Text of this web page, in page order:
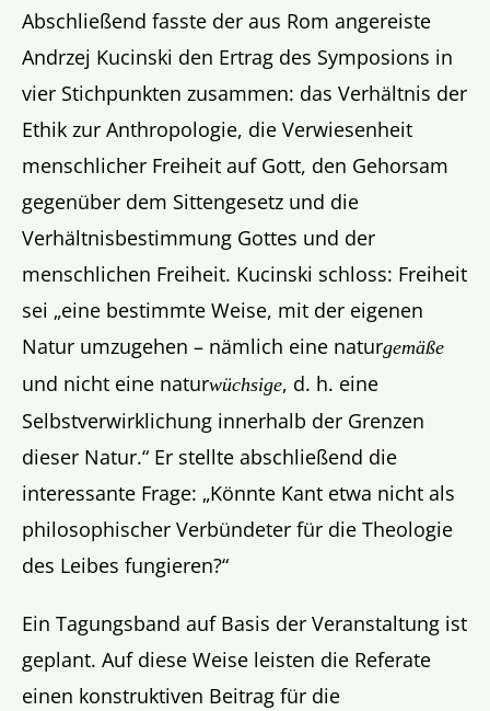
Abschließend fasste der aus Rom angereiste
Andrzej Kucinski den Ertrag des Symposions in
vier Stichpunkten zusammen: das Verhältnis der
Ethik zur Anthropologie, die Verwiesenheit
menschlicher Freiheit auf Gott, den Gehorsam
gegenüber dem Sittengesetz und die
Verhältnisbestimmung Gottes und der
menschlichen Freiheit. Kucinski schloss: Freiheit
sei „eine bestimmte Weise, mit der eigenen
Natur umzugehen – nämlich eine naturgemäße
und nicht eine naturwüchsige, d. h. eine
Selbstverwirklichung innerhalb der Grenzen
dieser Natur.“ Er stellte abschließend die
interessante Frage: „Könnte Kant etwa nicht als
philosophischer Verbündeter für die Theologie
des Leibes fungieren?“
Ein Tagungsband auf Basis der Veranstaltung ist
geplant. Auf diese Weise leisten die Referate
einen konstruktiven Beitrag für die